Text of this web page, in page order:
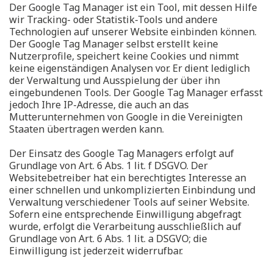
Der Google Tag Manager ist ein Tool, mit dessen Hilfe
wir Tracking- oder Statistik-Tools und andere
Technologien auf unserer Website einbinden können.
Der Google Tag Manager selbst erstellt keine
Nutzerprofile, speichert keine Cookies und nimmt
keine eigenständigen Analysen vor. Er dient lediglich
der Verwaltung und Ausspielung der über ihn
eingebundenen Tools. Der Google Tag Manager erfasst
jedoch Ihre IP-Adresse, die auch an das
Mutterunternehmen von Google in die Vereinigten
Staaten übertragen werden kann.
Der Einsatz des Google Tag Managers erfolgt auf
Grundlage von Art. 6 Abs. 1 lit. f DSGVO. Der
Websitebetreiber hat ein berechtigtes Interesse an
einer schnellen und unkomplizierten Einbindung und
Verwaltung verschiedener Tools auf seiner Website.
Sofern eine entsprechende Einwilligung abgefragt
wurde, erfolgt die Verarbeitung ausschließlich auf
Grundlage von Art. 6 Abs. 1 lit. a DSGVO; die
Einwilligung ist jederzeit widerrufbar.